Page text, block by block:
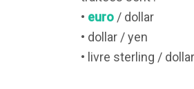
• euro / dollar
• dollar / yen
• livre sterling /